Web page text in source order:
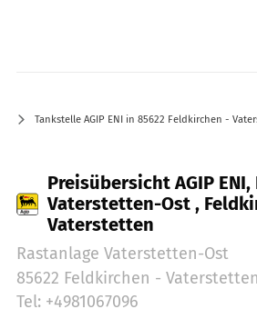
Tankstelle AGIP ENI in 85622 Feldkirchen -
Preisübersicht AGIP
Vaterstetten-Ost ,
Vaterstetten
Rastanlage Vaterstetten-Ost
85622 Feldkirchen - Vaterstetten
Tel: +4981067096